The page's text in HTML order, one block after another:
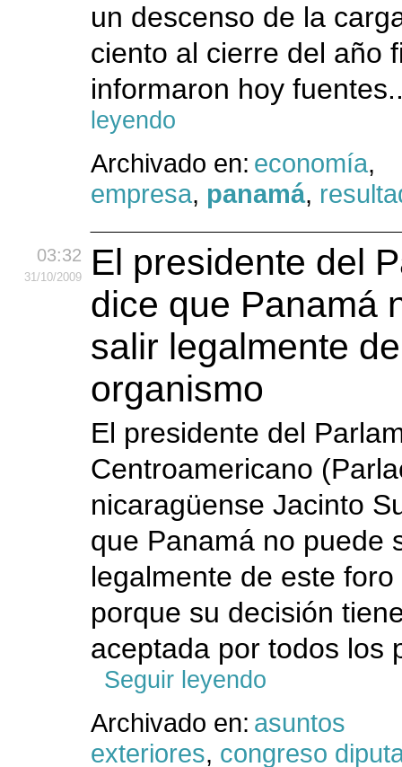
un descenso de la
ciento al cierre del año
informaron hoy
leyendo
Archivado en: economía,
empresa, panamá,
03:32
31/10/2009
El presidente del
dice que Panamá
salir legalmente
organismo
El presidente del
Centroamericano
nicaragüense Jacinto
que Panamá no puede
legalmente de este
porque su decisión
aceptada por todos los
Seguir leyendo
Archivado en: asuntos
exteriores, congreso